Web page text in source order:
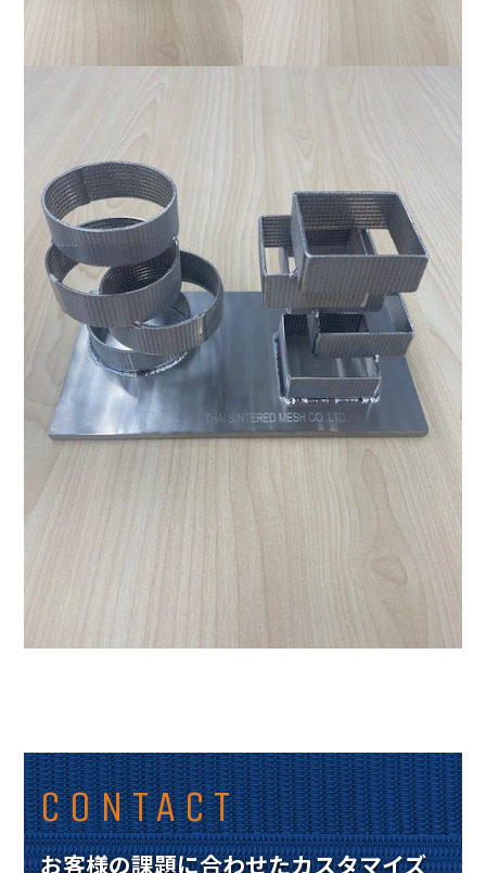
CONTACT
お客様の課題に合わせたカスタマイズ